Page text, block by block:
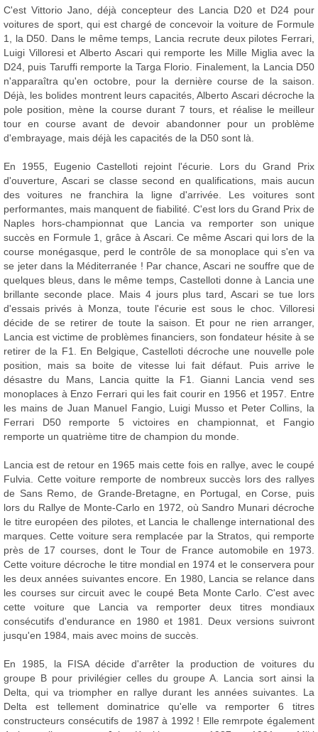
C'est Vittorio Jano, déjà concepteur des Lancia D20 et D24 pour
voitures de sport, qui est chargé de concevoir la voiture de Formule
1, la D50. Dans le même temps, Lancia recrute deux pilotes Ferrari,
Luigi Villoresi et Alberto Ascari qui remporte les Mille Miglia avec la
D24, puis Taruffi remporte la Targa Florio. Finalement, la Lancia D50
n'apparaîtra qu'en octobre, pour la dernière course de la saison.
Déjà, les bolides montrent leurs capacités, Alberto Ascari décroche la
pole position, mène la course durant 7 tours, et réalise le meilleur
tour en course avant de devoir abandonner pour un problème
d'embrayage, mais déjà les capacités de la D50 sont là.
En 1955, Eugenio Castelloti rejoint l'écurie. Lors du Grand Prix
d'ouverture, Ascari se classe second en qualifications, mais aucun
des voitures ne franchira la ligne d'arrivée. Les voitures sont
performantes, mais manquent de fiabilité. C'est lors du Grand Prix de
Naples hors-championnat que Lancia va remporter son unique
succès en Formule 1, grâce à Ascari. Ce même Ascari qui lors de la
course monégasque, perd le contrôle de sa monoplace qui s'en va
se jeter dans la Méditerranée ! Par chance, Ascari ne souffre que de
quelques bleus, dans le même temps, Castelloti donne à Lancia une
brillante seconde place. Mais 4 jours plus tard, Ascari se tue lors
d'essais privés à Monza, toute l'écurie est sous le choc. Villoresi
décide de se retirer de toute la saison. Et pour ne rien arranger,
Lancia est victime de problèmes financiers, son fondateur hésite à se
retirer de la F1. En Belgique, Castelloti décroche une nouvelle pole
position, mais sa boite de vitesse lui fait défaut. Puis arrive le
désastre du Mans, Lancia quitte la F1. Gianni Lancia vend ses
monoplaces à Enzo Ferrari qui les fait courir en 1956 et 1957. Entre
les mains de Juan Manuel Fangio, Luigi Musso et Peter Collins, la
Ferrari D50 remporte 5 victoires en championnat, et Fangio
remporte un quatrième titre de champion du monde.
Lancia est de retour en 1965 mais cette fois en rallye, avec le coupé
Fulvia. Cette voiture remporte de nombreux succès lors des rallyes
de Sans Remo, de Grande-Bretagne, en Portugal, en Corse, puis
lors du Rallye de Monte-Carlo en 1972, où Sandro Munari décroche
le titre européen des pilotes, et Lancia le challenge international des
marques. Cette voiture sera remplacée par la Stratos, qui remporte
près de 17 courses, dont le Tour de France automobile en 1973.
Cette voiture décroche le titre mondial en 1974 et le conservera pour
les deux années suivantes encore. En 1980, Lancia se relance dans
les courses sur circuit avec le coupé Beta Monte Carlo. C'est avec
cette voiture que Lancia va remporter deux titres mondiaux
consécutifs d'endurance en 1980 et 1981. Deux versions suivront
jusqu'en 1984, mais avec moins de succès.
En 1985, la FISA décide d'arrêter la production de voitures du
groupe B pour privilégier celles du groupe A. Lancia sort ainsi la
Delta, qui va triompher en rallye durant les années suivantes. La
Delta est tellement dominatrice qu'elle va remporter 6 titres
constructeurs consécutifs de 1987 à 1992 ! Elle remrpote également